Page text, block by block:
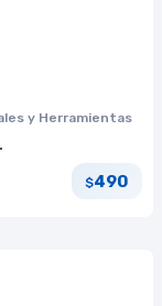
y Herramientas
$490